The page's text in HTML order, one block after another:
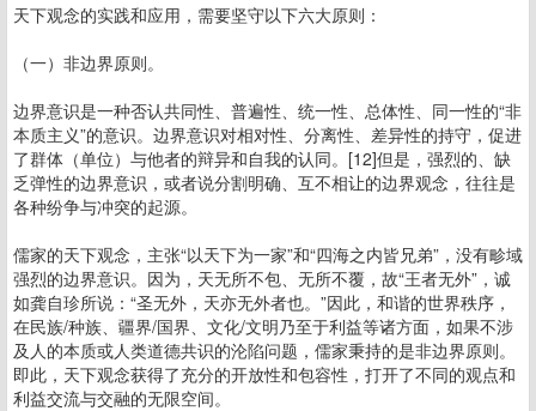
天下观念的实践和应用，需要坚守以下六大原则：
（一）非边界原则。
边界意识是一种否认共同性、普遍性、统一性、总体性、同一性的“非
本质主义”的意识。边界意识对相对性、分离性、差异性的持守，促进
了群体（单位）与他者的辩异和自我的认同。[12]但是，强烈的、缺
乏弹性的边界意识，或者说分割明确、互不相让的边界观念，往往是
各种纷争与冲突的起源。
儒家的天下观念，主张“以天下为一家”和“四海之内皆兄弟”，没有畛域
强烈的边界意识。因为，天无所不包、无所不覆，故“王者无外”，诚
如龚自珍所说：“圣无外，天亦无外者也。”因此，和谐的世界秩序，
在民族/种族、疆界/国界、文化/文明乃至于利益等诸方面，如果不涉
及人的本质或人类道德共识的沦陷问题，儒家秉持的是非边界原则。
即此，天下观念获得了充分的开放性和包容性，打开了不同的观点和
利益交流与交融的无限空间。